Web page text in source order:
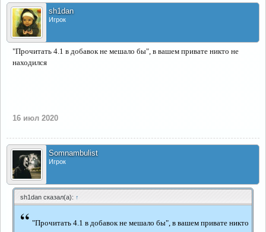
sh1dan
Игрок
"Прочитать 4.1 в добавок не мешало бы", в вашем привате никто не
находился
16 июл 2020
Somnambulist
Игрок
sh1dan сказал(а): ↑
“ "Прочитать 4.1 в добавок не мешало бы", в вашем привате никто